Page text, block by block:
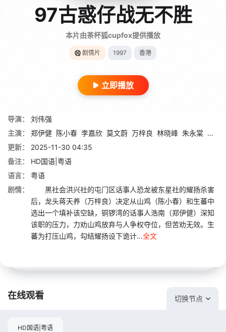
97古惑仔战无不胜
本片由茶杯狐cupfox提供播放
剧情片 1997 香港
立即播放
导演：
刘伟强
主演：
郑伊健 陈小春 李嘉欣 莫文蔚 万梓良 林晓峰 朱永棠 谢天
更新：
2025-11-30 04:35
备注：
HD国语|粤语
语言：
粤语
剧情：
黑社会洪兴社的屯门区话事人恐龙被东星社的耀扬杀害
后，龙头蒋天养（万梓良）决定从山鸡（陈小春）和生蕃中
选出一个填补该空缺，铜锣湾的话事人浩南（郑伊健）深知
该职的压力，力劝山鸡放弃与人争权夺位，但苦劝无效。生
蕃为打压山鸡，勾结耀扬设下诡计...全文
在线观看 切换节点
HD国语|粤语